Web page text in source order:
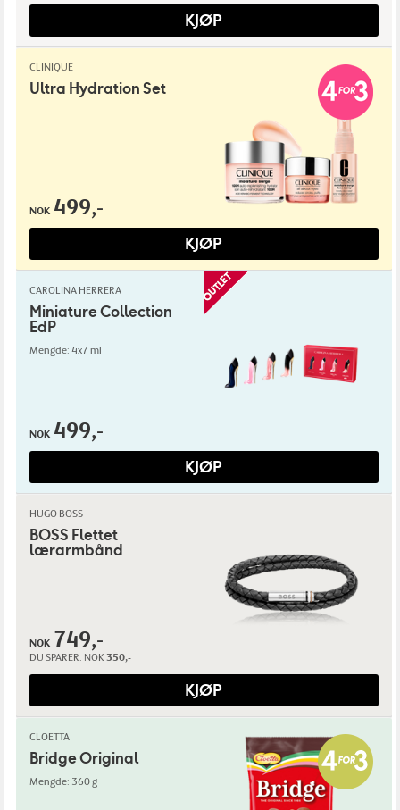
KJØP
CLINIQUE
Ultra Hydration Set
NOK 499,-
KJØP
CAROLINA HERRERA
Miniature Collection
EdP
Mengde: 4x7 ml
NOK 499,-
KJØP
HUGO BOSS
BOSS Flettet
lærarmbånd
NOK 749,-
DU SPARER: NOK 350,-
KJØP
CLOETTA
Bridge Original
Mengde: 360 g